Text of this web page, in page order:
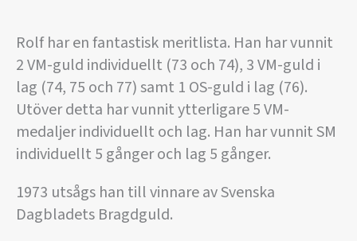
Rolf har en fantastisk meritlista. Han har vunnit
2 VM-guld individuellt (73 och 74), 3 VM-guld i
lag (74, 75 och 77) samt 1 OS-guld i lag (76).
Utöver detta har vunnit ytterligare 5 VM-
medaljer individuellt och lag. Han har vunnit SM
individuellt 5 gånger och lag 5 gånger.
1973 utsågs han till vinnare av Svenska
Dagbladets Bragdguld.